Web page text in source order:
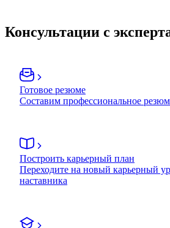
Консультации с
Готовое резюме
Составим профессиональное
Построить карьерный план
Переходите на новый карьерный
наставника